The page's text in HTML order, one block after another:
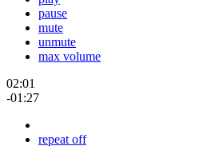
pause
mute
unmute
max volume
02:01
-01:27
repeat off